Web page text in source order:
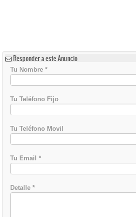
Responder a este Anuncio
Tu Nombre *
Tu Teléfono Fijo
Tu Teléfono Movil
Tu Email *
Detalle *